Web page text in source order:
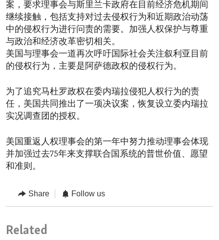
案，要求理事会与斯里兰卡政府在目前经济危机期间
继续接触，包括支持对过去侵权行为和近期政治动荡
中的侵权行为进行问责的需要。加强人权保护与尊重
与政治和经济改革密切相关。
美国与理事会一道再次呼吁国际社会关注叙利亚目前
的侵权行为，主要是阿萨德政权的侵权行为。
为了追究马杜罗政权在委内瑞拉侵犯人权行为的责
任，美国共同推出了一项决议案，恢复设立委内瑞拉
实况调查团的授权。
美国重返人权理事会的第一年中努力推动理事会体现
并加强过去75年来支撑联合国系统的普世价值、愿望
和准则。
Share Follow us
Related